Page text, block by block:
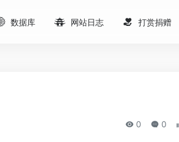
数据库 网站日志 打赏捐赠
0 0